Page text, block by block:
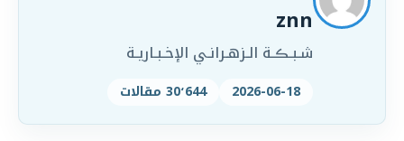
znn
شـبـڪـة الـزهـرانـي الإخـبـاريـة
2026-06-18 30٬644 مقالات